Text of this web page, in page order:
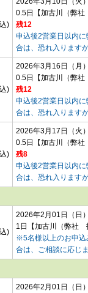
)
0.5日
【加古川（弊
残12
申込後2営業日以内
合は、恐れ入ります
)
2026年3月16日（月
0.5日
【加古川（弊
残12
申込後2営業日以内
合は、恐れ入ります
)
2026年3月17日（火
0.5日
【加古川（弊
残8
申込後2営業日以内
合は、恐れ入ります
)
2026年2月01日（日
1日
【加古川（弊社
※5名様以上のお申込
合は、ご相談に応じ
2026年2月01日（日